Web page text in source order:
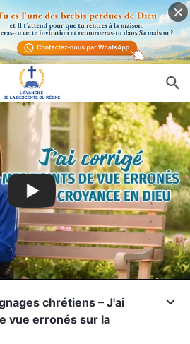
chrétiens – J'ai
vue erronés sur la